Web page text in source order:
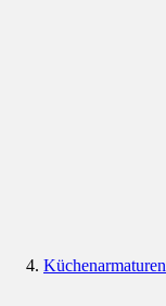
Küchenarmaturen